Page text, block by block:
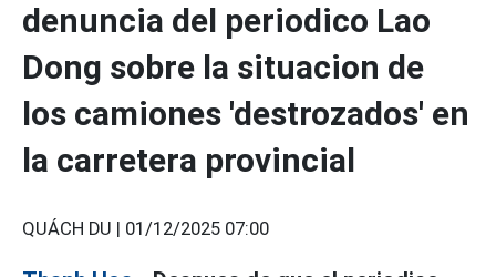
denuncia del periodico Lao
Dong sobre la situacion de
los camiones 'destrozados' en
la carretera provincial
QUÁCH DU | 01/12/2025 07:00